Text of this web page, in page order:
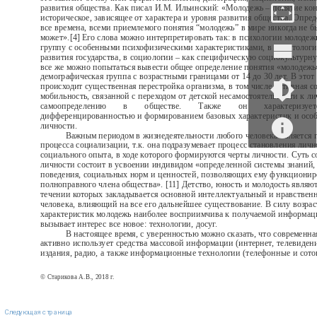
развития общества. Как писал И.М. Ильинский: «Молодежь – понятие
историческое, зависящее от характера и уровня развития общества.
все времена, всеми приемлемого понятия “молодежь” в мире никогда не
может».[4] Его слова можно интерпретировать так: в психологии
группу с особенными психофизическими характеристиками, в
развития государства, в социологии – как специфическую
все же можно попытаться вывести общее определение понятия
демографическая группа с возрастными границами от 14 до 30 лет. В этот
происходит существенная перестройка организма, в том числе активная
мобильность, связанной с переходом от детской несамостоятельности к
самоопределению
в обществе. Также он
дифференцированностью и формированием базовых характеристик и
личности.
Важным периодом в жизнедеятельности любого человека является
процесса социализации, т.к. она подразумевает процесс становления
социального опыта, в ходе которого формируются черты личности. Суть
личности состоит в усвоении индивидом «определенной системы знаний,
поведения, социальных норм и ценностей, позволяющих ему
полноправного члена общества». [11] Детство, юность и молодость
течении которых закладывается основной интеллектуальный и
человека, влияющий на все его дальнейшее существование. В силу
характеристик молодежь наиболее восприимчива к получаемой
вызывает интерес все новое: технологии, досуг.
В настоящее время, с уверенностью можно сказать, что
активно использует средства массовой информации (интернет,
издания, радио, а также информационные технологии (телефонные и
© Старикова А.В., 2018 г.
Следующая страница